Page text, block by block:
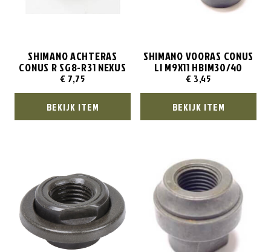
SHIMANO ACHTERAS
CONUS R SG8-R31 NEXUS
€ 7,75
BEKIJK ITEM
SHIMANO VOORAS CONUS
LI M9X11 HBIM30/40
€ 3,45
BEKIJK ITEM